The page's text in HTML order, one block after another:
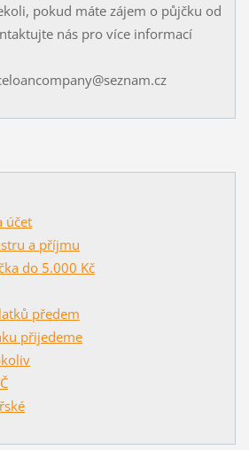
pokud máte zájem o půjčku od
nás pro více informací
účet
a příjmu
do 5.000 Kč
předem
přijedeme